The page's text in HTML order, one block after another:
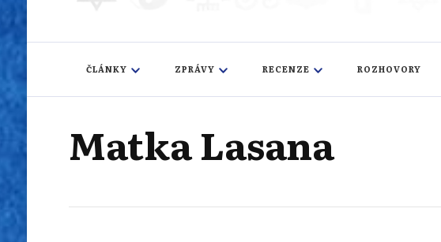
Náboženský
ČLÁNKY ZPRÁVY RECENZE ROZHOVORY
Matka Lasana